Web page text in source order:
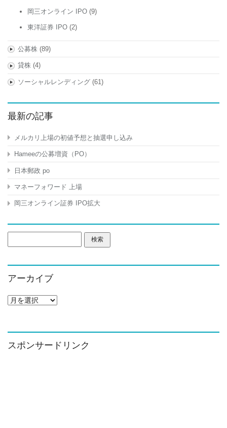
岡三オンライン IPO (9)
東洋証券 IPO (2)
公募株(89)
貸株(4)
ソーシャルレンディング(61)
最新の記事
メルカリ上場の初値予想と抽選申し込み
Hameeの公募増資（PO）
日本郵政 po
マネーフォワード 上場
岡三オンライン証券 IPO拡大
索:
アーカイブ
ア
イ
ブ
スポンサードリンク